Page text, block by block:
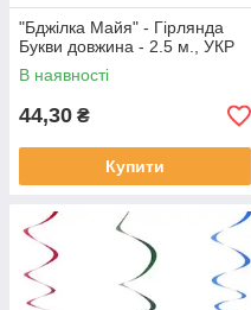
"Бджілка Майя" - Гірлянда
Букви довжина - 2.5 м., УКР
В наявності
44,30 ₴
Купити